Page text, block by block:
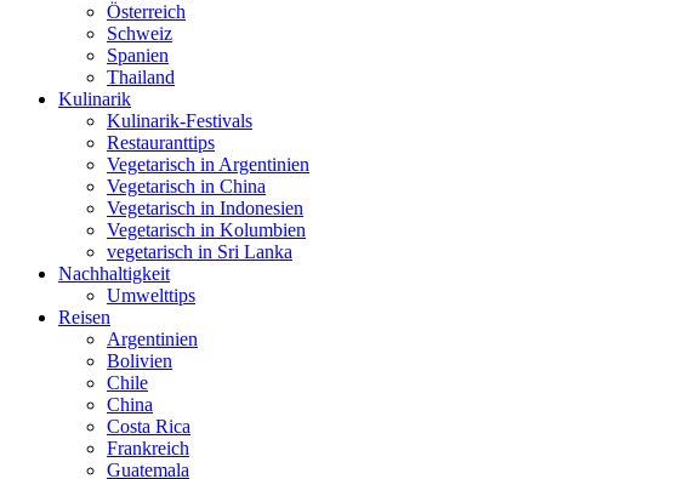
Österreich
Schweiz
Spanien
Thailand
Kulinarik
Kulinarik-Festivals
Restauranttips
Vegetarisch in Argentinien
Vegetarisch in China
Vegetarisch in Indonesien
Vegetarisch in Kolumbien
vegetarisch in Sri Lanka
Nachhaltigkeit
Umwelttips
Reisen
Argentinien
Bolivien
Chile
China
Costa Rica
Frankreich
Guatemala